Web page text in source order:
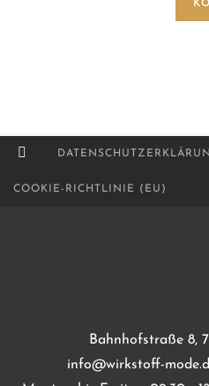
COOKIE-RICHTLINIE (EU)
Bahnhofstraße 8,
info@wirkstoff-